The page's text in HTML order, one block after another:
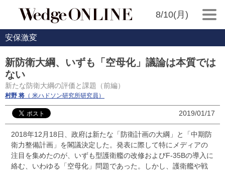
8/10(月)
安保激変
新防衛大綱、いずも「空母化」議論は本質では
ない
新たな防衛大綱の評価と課題（前編）
村野 将 （ 米ハドソン研究所研究員）
2019/01/17
2018年12月18日、政府は新たな「防衛計画の大綱」と「中期防
衛力整備計画」を閣議決定した。発表に際して特にメディアの
注目を集めたのが、いずも型護衛艦の改修およびF-35Bの導入に
絡む、いわゆる「空母化」問題であった。しかし、護衛艦や戦